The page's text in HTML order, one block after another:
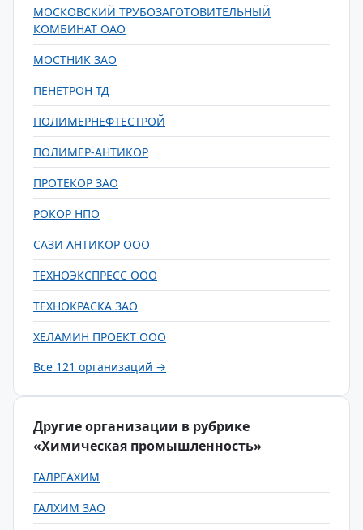
МОСКОВСКИЙ ТРУБОЗАГОТОВИТЕЛЬНЫЙ
КОМБИНАТ ОАО
МОСТНИК ЗАО
ПЕНЕТРОН ТД
ПОЛИМЕРНЕФТЕСТРОЙ
ПОЛИМЕР-АНТИКОР
ПРОТЕКОР ЗАО
РОКОР НПО
САЗИ АНТИКОР ООО
ТЕХНОЭКСПРЕСС ООО
ТЕХНОКРАСКА ЗАО
ХЕЛАМИН ПРОЕКТ ООО
Все 121 организаций →
Другие организации в рубрике
«Химическая промышленность»
ГАЛРЕАХИМ
ГАЛХИМ ЗАО